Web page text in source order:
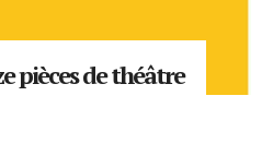
pièces de théâtre